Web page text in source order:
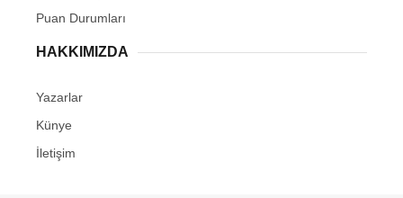
Puan Durumları
HAKKIMIZDA
Yazarlar
Künye
İletişim